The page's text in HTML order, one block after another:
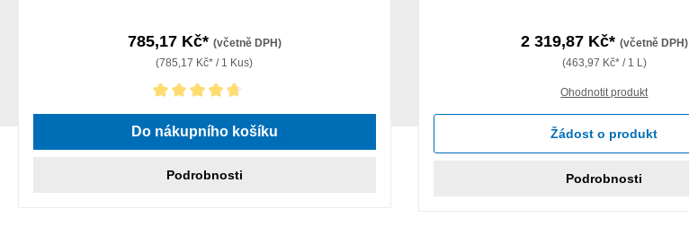
785,17 Kč* (včetně DPH)
(785,17 Kč* / 1 Kus)
Průměrné hodnocení 4.75 z 5 hvězd
Do nákupního košíku
Podrobnosti
2 319,87 Kč* (včetně DPH)
(463,97 Kč* / 1 L)
Ohodnotit produkt
Žádost o produkt
Podrobnosti